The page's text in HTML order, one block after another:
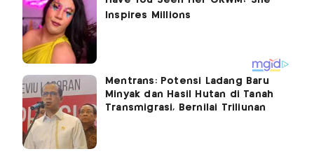
Mentrans: Potensi Ladang Baru
Minyak dan Hasil Hutan di Tanah
Transmigrasi, Bernilai Triliunan